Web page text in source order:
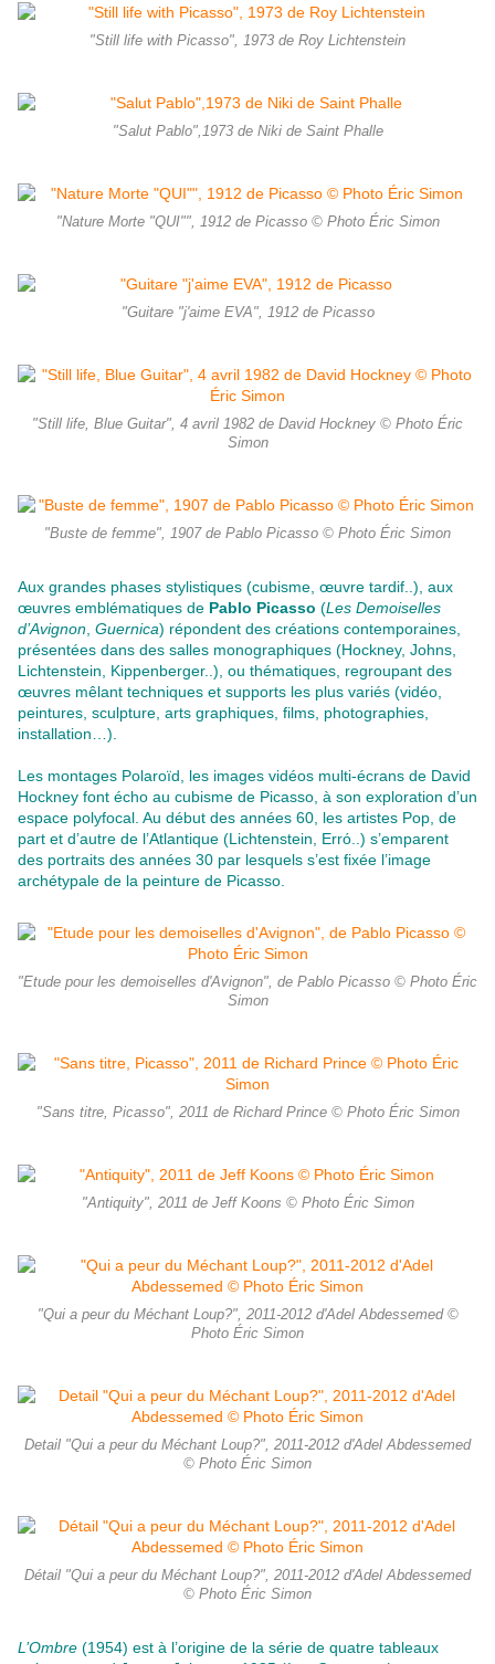
"Still life with Picasso", 1973 de Roy Lichtenstein
"Salut Pablo",1973 de Niki de Saint Phalle
"Nature Morte "QUI"", 1912 de Picasso © Photo Éric Simon
"Guitare "j'aime EVA", 1912 de Picasso
"Still life, Blue Guitar", 4 avril 1982 de David Hockney © Photo Éric
Simon
"Buste de femme", 1907 de Pablo Picasso © Photo Éric Simon
Aux grandes phases stylistiques (cubisme, œuvre tardif..), aux
œuvres emblématiques de Pablo Picasso (Les Demoiselles
d’Avignon Guernica) répondent des créations contemporaines,
présentées dans des salles monographiques (Hockney, Johns,
Lichtenstein, Kippenberger..), ou thématiques, regroupant des
œuvres mêlant techniques et supports les plus variés (vidéo,
peintures, sculpture, arts graphiques, films, photographies,
installation…).
Les montages Polaroïd, les images vidéos multi-écrans de David
Hockney font écho au cubisme de Picasso, à son exploration d’un
espace polyfocal. Au début des années 60, les artistes Pop, de
part et d’autre de l’Atlantique (Lichtenstein, Errό..) s’emparent
des portraits des années 30 par lesquels s’est fixée l’image
archétypale de la peinture de Picasso.
"Etude pour les demoiselles d'Avignon", de Pablo Picasso © Photo Éric
Simon
"Sans titre, Picasso", 2011 de Richard Prince © Photo Éric Simon
"Antiquity", 2011 de Jeff Koons © Photo Éric Simon
"Qui a peur du Méchant Loup?", 2011-2012 d'Adel Abdessemed ©
Photo Éric Simon
Detail "Qui a peur du Méchant Loup?", 2011-2012 d'Adel Abdessemed
© Photo Éric Simon
Détail "Qui a peur du Méchant Loup?", 2011-2012 d'Adel Abdessemed
© Photo Éric Simon
L’Ombre (1954) est à l’origine de la série de quatre tableaux